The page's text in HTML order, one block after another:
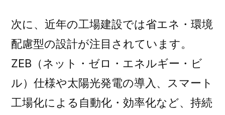
次に、近年の工場建設では省エネ・環境
配慮型の設計が注目されています。
ZEB（ネット・ゼロ・エネルギー・ビ
ル）仕様や太陽光発電の導入、スマート
工場化による自動化・効率化など、持続